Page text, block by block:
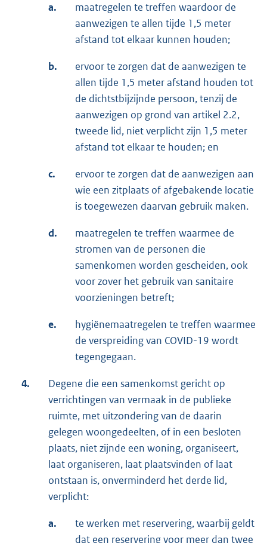
a.
maatregelen te treffen waardoor de
aanwezigen te allen tijde 1,5 meter
afstand tot elkaar kunnen houden;
b.
ervoor te zorgen dat de aanwezigen te
allen tijde 1,5 meter afstand houden tot
de dichtstbijzijnde persoon, tenzij de
aanwezigen op grond van artikel 2.2,
tweede lid, niet verplicht zijn 1,5 meter
afstand tot elkaar te houden; en
c.
ervoor te zorgen dat de aanwezigen aan
wie een zitplaats of afgebakende locatie
is toegewezen daarvan gebruik maken.
d.
maatregelen te treffen waarmee de
stromen van de personen die
samenkomen worden gescheiden, ook
voor zover het gebruik van sanitaire
voorzieningen betreft;
e.
hygiënemaatregelen te treffen waarmee
de verspreiding van COVID-19 wordt
tegengegaan.
4.
Degene die een samenkomst gericht op
verrichtingen van vermaak in de publieke
ruimte, met uitzondering van de daarin
gelegen woongedeelten, of in een besloten
plaats, niet zijnde een woning, organiseert,
laat organiseren, laat plaatsvinden of laat
ontstaan is, onverminderd het derde lid,
verplicht:
a.
te werken met reservering, waarbij geldt
dat een reservering voor meer dan twee